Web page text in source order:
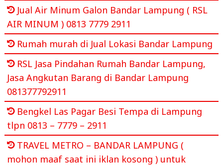
Jual Air Minum Galon Bandar Lampung ( RSL
AIR MINUM ) 0813 7779 2911
Rumah murah di Jual Lokasi Bandar Lampung
RSL Jasa Pindahan Rumah Bandar Lampung,
Jasa Angkutan Barang di Bandar Lampung
081377792911
Bengkel Las Pagar Besi Tempa di Lampung
tlpn 0813 – 7779 – 2911
TRAVEL METRO – BANDAR LAMPUNG (
mohon maaf saat ini iklan kosong ) untuk